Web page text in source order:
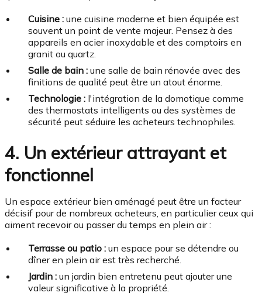
Cuisine : une cuisine moderne et bien équipée est
souvent un point de vente majeur. Pensez à des
appareils en acier inoxydable et des comptoirs en
granit ou quartz.
Salle de bain : une salle de bain rénovée avec des
finitions de qualité peut être un atout énorme.
Technologie : l'intégration de la domotique comme
des thermostats intelligents ou des systèmes de
sécurité peut séduire les acheteurs technophiles.
4. Un extérieur attrayant et
fonctionnel
Un espace extérieur bien aménagé peut être un facteur
décisif pour de nombreux acheteurs, en particulier ceux qui
aiment recevoir ou passer du temps en plein air :
Terrasse ou patio : un espace pour se détendre ou
dîner en plein air est très recherché.
Jardin : un jardin bien entretenu peut ajouter une
valeur significative à la propriété.